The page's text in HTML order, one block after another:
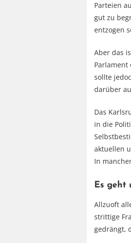
Parteien
gut zu
entzogen
Aber das
Parlament
sollte
darüber
Das
in die
aktuellen
In
Es geht
Allzuoft
strittige
gedrängt,